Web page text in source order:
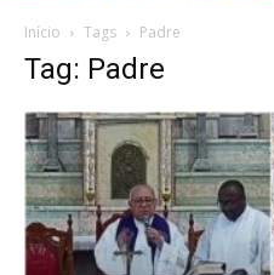
Início Tags Padre
Tag: Padre